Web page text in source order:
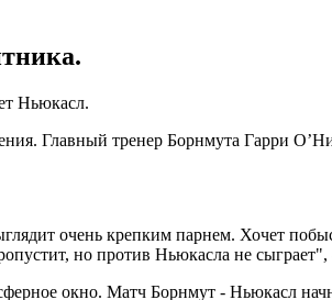
Ньюкасл.
Главный тренер Борнмута Гарри
очень крепким парнем. Хочет
но против Ньюкасла не сыграет",
окно. Матч Борнмут - Ньюкасл